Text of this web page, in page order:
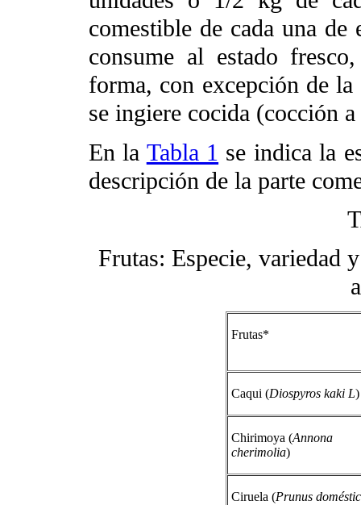
comestible de cada una
consume al estado
forma, con excepción de
se ingiere cocida (cocción
En la Tabla 1 se indica la
descripción de la parte
Frutas: Especie, variedad
Frutas*
Caqui (Diospyros kaki L)
Chirimoya (Annona
cherimolia)
Ciruela (Prunus